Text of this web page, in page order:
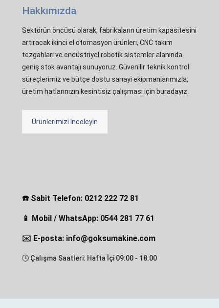
Hakkımızda
Sektörün öncüsü olarak, fabrikaların üretim kapasitesini
artıracak ikinci el otomasyon ürünleri, CNC takım
tezgahları ve endüstriyel robotik sistemler alanında
geniş stok avantajı sunuyoruz. Güvenilir teknik kontrol
süreçlerimiz ve bütçe dostu sanayi ekipmanlarımızla,
üretim hatlarınızın kesintisiz çalışması için buradayız.
Ürünlerimizi İnceleyin
☎️ Sabit Telefon: 0212 222 72 81
📱 Mobil / WhatsApp: 0544 281 77 61
✉️ E-posta: info@goksumakine.com
🕒 Çalışma Saatleri: Hafta İçi 09:00 - 18:00